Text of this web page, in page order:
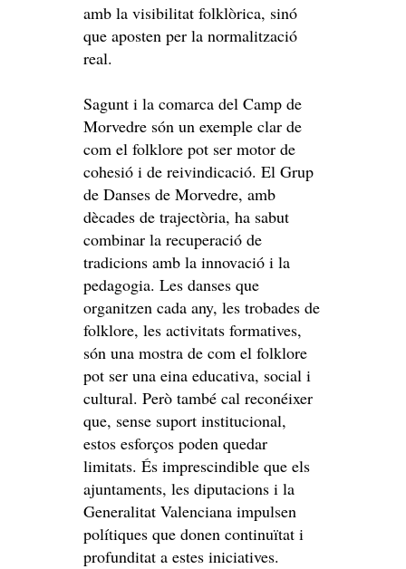
amb la visibilitat folklòrica, sinó
que aposten per la normalització
real.
Sagunt i la comarca del Camp de
Morvedre són un exemple clar de
com el folklore pot ser motor de
cohesió i de reivindicació. El Grup
de Danses de Morvedre, amb
dècades de trajectòria, ha sabut
combinar la recuperació de
tradicions amb la innovació i la
pedagogia. Les danses que
organitzen cada any, les trobades de
folklore, les activitats formatives,
són una mostra de com el folklore
pot ser una eina educativa, social i
cultural. Però també cal reconéixer
que, sense suport institucional,
estos esforços poden quedar
limitats. És imprescindible que els
ajuntaments, les diputacions i la
Generalitat Valenciana impulsen
polítiques que donen continuïtat i
profunditat a estes iniciatives.